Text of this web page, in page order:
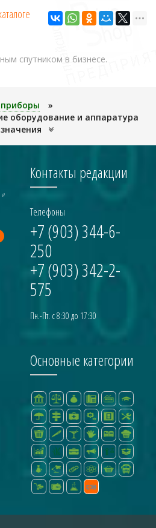
спутником в бизнесе.
»
оборудование и аппаратура
И
Контакты редакции
Телефоны
+7 (903) 344-6-
250
+7 (903) 342-2-
575
Пн.-Пт. с 8:30 до 17:30
Основные категории